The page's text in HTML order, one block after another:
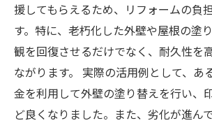
援してもらえるため、リフォームの負
す。特に、老朽化した外壁や屋根の塗
観を回復させるだけでなく、耐久性を
ながります。 実際の活用例として、あ
金を利用して外壁の塗り替えを行い、
ど良くなりました。また、劣化が進ん